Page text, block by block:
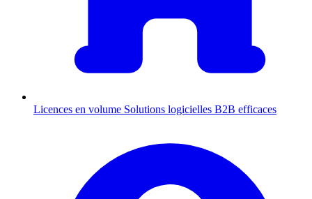
Licences en volume Solutions logicielles B2B efficaces